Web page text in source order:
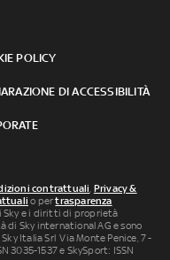
POLICY
DI ACCESSIBILITÀ
contrattuali, Privacy &
o pertrasparenza
Sky e i diritti di proprietà
Sky international AG e sono
Italia Srl Via Monte Penice, 7 -
3035-1537 e SkySport: ISSN